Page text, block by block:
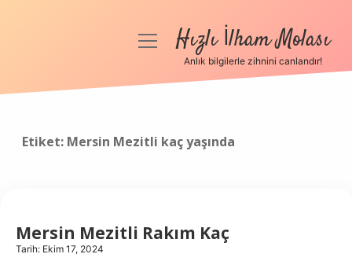
Anasayfa
menüyüHızlı İlham Molası
Anlık bilgilerle zihnini canlandır!
Etiket: Mersin Mezitli kaç yaşında
Mersin Mezitli Rakım Kaç
Tarih: Ekim 17, 2024